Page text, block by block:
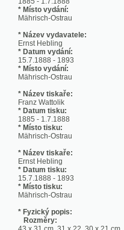
* Název vydavatele:
Ernst Hebling
* Datum vydání:
* Místo vydání:
Mährisch-Ostrau
* Název tiskaře:
Franz Wattolik
* Datum tisku:
1885 - 1.7.1888
* Místo tisku:
Mährisch-Ostrau
* Název tiskaře:
Ernst Hebling
* Datum tisku:
15.7.1888 - 1893
Mährisch-Ostrau
* Fyzický popis:
Rozměry:
43 x 31 cm, 31 x 22, 30 x 21 cm, 30 x 22
Technika:
* Jazyk: